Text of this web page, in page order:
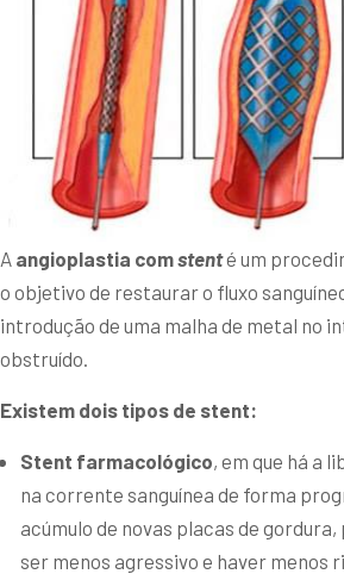
A angioplastia comstenté um
o objetivo de restaurar o fluxo
introdução de uma malha de metal no
obstruído.
Existem dois tipos de stent:
Stent farmacológico, em que há a
na corrente sanguínea de forma
acúmulo de novas placas de
ser menos agressivo e haver menos